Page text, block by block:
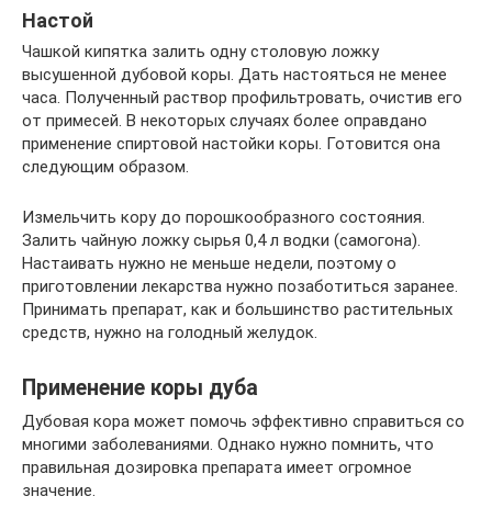
Настой
Чашкой кипятка залить одну столовую ложку
высушенной дубовой коры. Дать настояться не менее
часа. Полученный раствор профильтровать, очистив его
от примесей. В некоторых случаях более оправдано
применение спиртовой настойки коры. Готовится она
следующим образом.
Измельчить кору до порошкообразного состояния.
Залить чайную ложку сырья 0,4 л водки (самогона).
Настаивать нужно не меньше недели, поэтому о
приготовлении лекарства нужно позаботиться заранее.
Принимать препарат, как и большинство растительных
средств, нужно на голодный желудок.
Применение коры дуба
Дубовая кора может помочь эффективно справиться со
многими заболеваниями. Однако нужно помнить, что
правильная дозировка препарата имеет огромное
значение.